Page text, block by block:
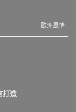
歐洲風情
打造